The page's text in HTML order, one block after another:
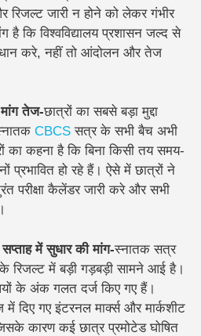
रिजल्ट जारी न होने को लेकर गंभीर
है कि विश्वविद्यालय प्रशासन जल्द से
करे, नहीं तो आंदोलन और तेज
मांग तेज-छात्रों का सबसे बड़ा मुद्दा
CBCS सत्र के सभी बैच अभी
का कहना है कि बिना किसी तय समय-
प्रभावित हो रहे हैं। ऐसे में छात्रों ने
परीक्षा कैलेंडर जारी करे और सभी
में सुधार की मांग-स्नातक सत्र
रिजल्ट में बड़ी गड़बड़ी सामने आई है।
के अंक गलत दर्ज किए गए हैं।
दिए गए इंटरनल मार्क्स और मार्कशीट
कारण कई छात्र प्रमोटेड घोषित